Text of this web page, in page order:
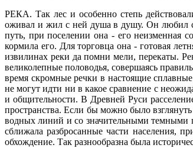
РЕКА. Так лес и особенно степь
оживал и жил с ней душа в душу. Он любил
путь, при поселении она - его неизменная
кормила его. Для торговца она - готовая
извилинах реки да помни мели, перекаты.
великолепные половодья, совершаясь
время скромные речки в настоящие
не могут идти ни в какое сравнение с
и общительности. В Древней Руси
пространства. Если бы можно было
водных линий и со значительными темными
сближала разбросанные части населения,
обхождение. Так разнообразна была